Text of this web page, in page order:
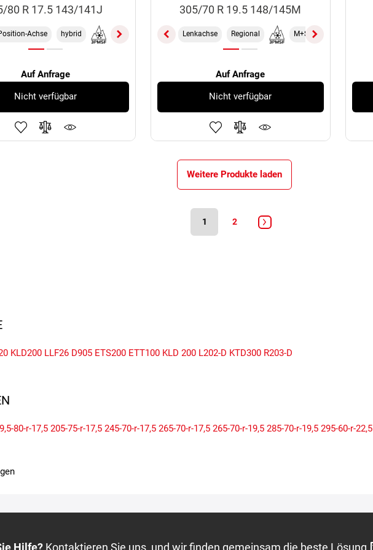
80 R 17.5 143/141J
Achse hybrid M+S 18PR
Auf Anfrage
Nicht verfügbar
305/70 R 19.5 148/145M
Lenkachse Regional M+S
Auf Anfrage
Nicht verfügbar
Weitere Produkte laden
1 2
KLD200 LLF26 D905 ETS200 ETT100 KLD 200 L202-D KTD300 R203-D
9,5-80-r-17,5 205-75-r-17,5 245-70-r-17,5 265-70-r-17,5 265-70-r-19,5 285-70-r-19,5 295-60-r-22,5